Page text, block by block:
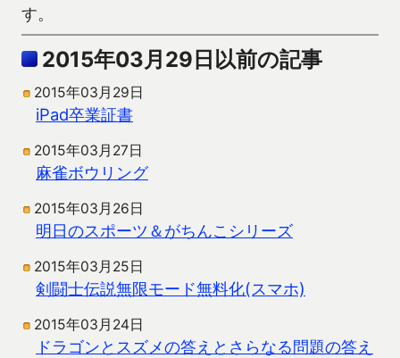
す。
2015年03月29日以前の記事
2015年03月29日
iPad卒業証書
2015年03月27日
麻雀ボウリング
2015年03月26日
明日のスポーツ＆がちんこシリーズ
2015年03月25日
剣闘士伝説無限モード無料化(スマホ)
2015年03月24日
ドラゴンとスズメの答えとさらなる問題の答え